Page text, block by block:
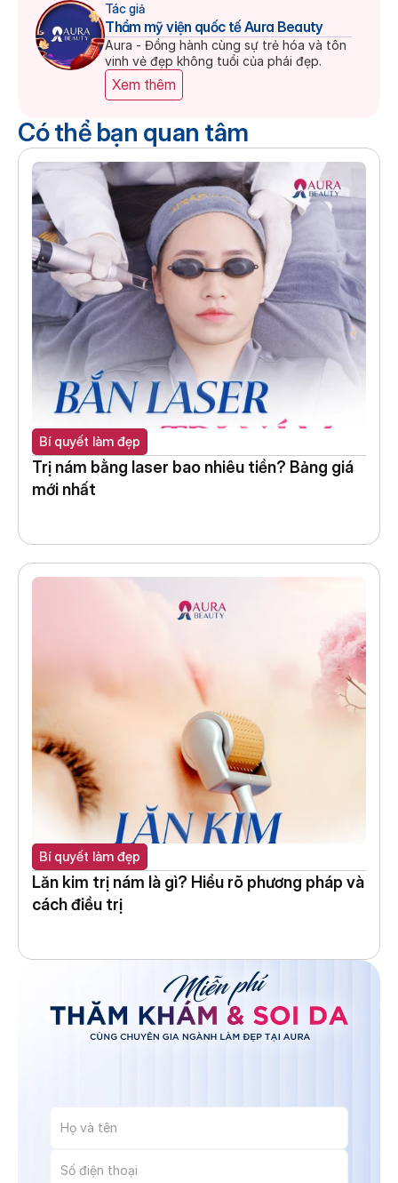
Tác giả
Thẩm mỹ viện quốc tế Aura Beauty
Aura - Đồng hành cùng sự trẻ hóa và tôn
vinh vẻ đẹp không tuổi của phái đẹp.
Xem thêm
Có thể bạn quan tâm
Bí quyết làm đẹp
Trị nám bằng laser bao nhiêu tiền? Bảng giá
mới nhất
Bí quyết làm đẹp
Lăn kim trị nám là gì? Hiểu rõ phương pháp và
cách điều trị